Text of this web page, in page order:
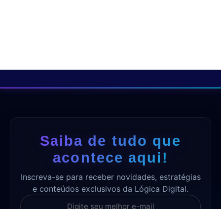
Saiba de tudo que
acontece aqui!
Inscreva-se para receber novidades, estratégias
e conteúdos exclusivos da Lógica Digital.